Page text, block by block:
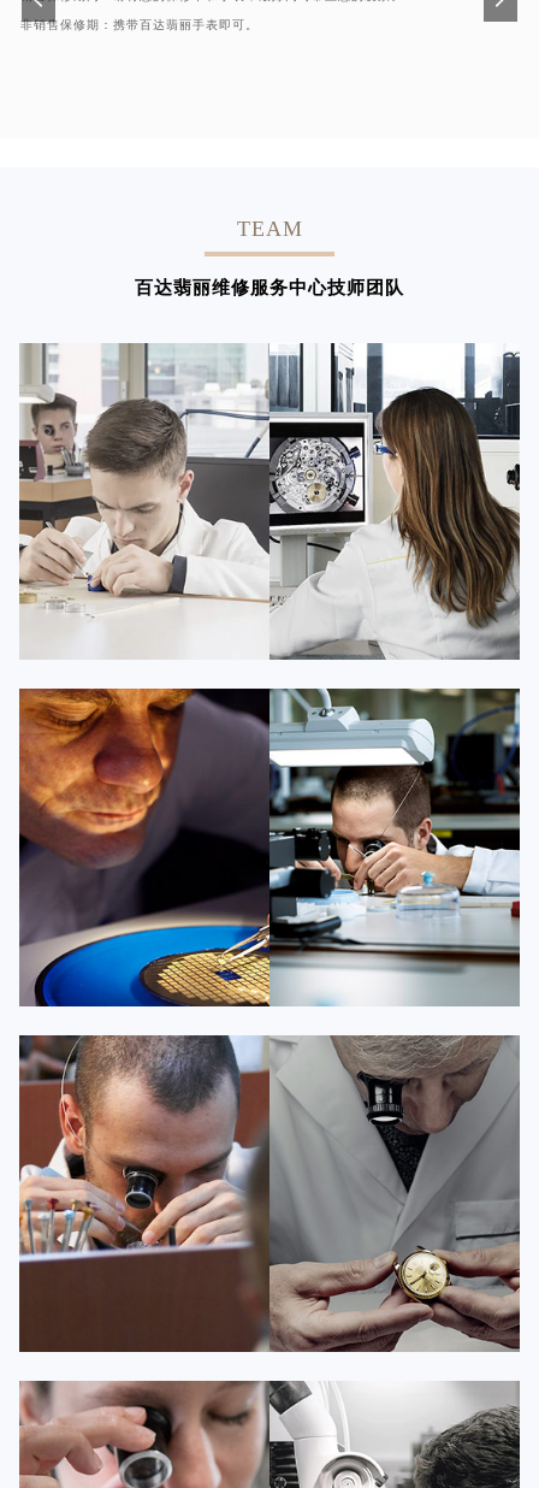
非销售保修期：携带百达翡丽手表即可。
TEAM
百达翡丽维修服务中心技师团队
凯罗尔·切尔西
资深百达翡丽技师
是百达翡丽维修服务中心
(百达翡丽保养中心)
的高级技师之一
Beijing PatekPhilippe Maintain
center
 百达翡丽维修
达芙妮·克劳迪娅
资深百达翡丽技师
是百达翡丽维修服务中心
(百达翡丽保养中心)
的高级技师之一
Shanghai PatekPhilippe Maintain
center
 百达翡丽维修
杰登·奥斯卡里昂
资深百达翡丽技师
是百达翡丽维修服务中心
(百达翡丽保养中心)
的高级技师之一
Guangzhou PatekPhilippe Maintain
center
查尔斯·彼得艾伯特
资深百达翡丽技师
是百达翡丽维修服务中心
(百达翡丽保养中心)
的高级技师之一
Shenzhen PatekPhilippe Maintain
 百达翡丽维修
安尼塔·阿普里尔
资深百达翡丽技师
是百达翡丽维修服务中心
(百达翡丽保养中心)
贝亚特·布兰奇
资深百达翡丽技师
是百达翡丽维修服务中心
(百达翡丽保养中心)